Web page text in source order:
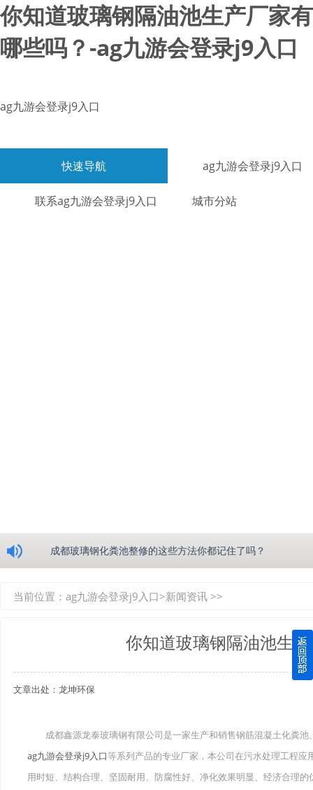
你知道玻璃钢隔油池生产厂家有
哪些吗？-ag九游会登录j9入口
ag九游会登录j9入口
快速导航 ag九游会登录j9入口
联系ag九游会登录j9入口 城市分站
成都玻璃钢化粪池整修的这些方法你都记住了吗？
四川玻璃钢化粪池逐渐取代传统玻璃钢化粪池的这几点原因
关于重庆玻璃钢化粪池的这些基础知识你都记住了吗？
在安装绵阳玻璃钢化粪池时可能遇到这些难题
当前位置： ag九游会登录j9入口>新闻资讯 >>
你知道玻璃钢隔油池生
文章出处：龙坤环保
成都鑫源龙泰玻璃钢有限公司是一家生产和销售钢筋混凝土化粪池
ag九游会登录j9入口等系列产品的专业厂家，本公司在污水处理工程
用时短、结构合理、坚固耐用、防腐性好、净化效果明显、经济合理的